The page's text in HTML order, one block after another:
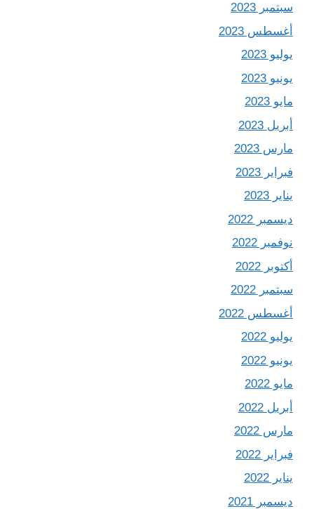
سبتمبر 2023
أغسطس 2023
يوليو 2023
يونيو 2023
مايو 2023
أبريل 2023
مارس 2023
فبراير 2023
يناير 2023
ديسمبر 2022
نوفمبر 2022
أكتوبر 2022
سبتمبر 2022
أغسطس 2022
يوليو 2022
يونيو 2022
مايو 2022
أبريل 2022
مارس 2022
فبراير 2022
يناير 2022
ديسمبر 2021